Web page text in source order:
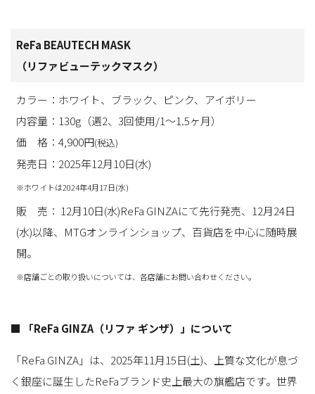
ReFa BEAUTECH MASK
（リファビューテックマスク）
カラー：ホワイト、ブラック、ピンク、アイボリー
内容量：130g（週2、3回使用/1～1.5ヶ月）
価 格：4,900円(税込)
発売日：2025年12月10日(水)
※ホワイトは2024年4月17日(水)
販 売： 12月10日(水)ReFa GINZAにて先行発売、12月24日
(水)以降、MTGオンラインショップ、百貨店を中心に随時展
開。
※店舗ごとの取り扱いについては、各店舗にお問い合わせください。
■ 「ReFa GINZA（リファ ギンザ）」について
「ReFa GINZA」は、2025年11月15日(土)、上質な文化が息づ
く銀座に誕生したReFaブランド史上最大の旗艦店です。世界